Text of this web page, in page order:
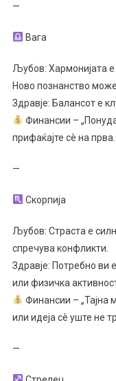
—
Вага
Љубов: Хармонијата
Ново познанство
Здравје: Балансот е
Финансии –
прифаќајте сè на
—
Скорпија
Љубов: Страста е
спречува конфликти.
Здравје: Потребно ви
или физичка
Финансии – „Тајна
или идеја сè уште не
—